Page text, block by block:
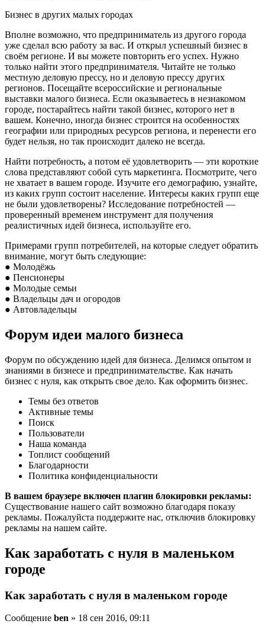
Бизнес в других малых городах
Вполне возможно, что предприниматель из другого города
уже сделал всю работу за вас. И открыл успешный бизнес в
своём регионе. И вы можете повторить его успех. Нужно
только найти этого предпринимателя. Читайте не только
местную деловую прессу, но и деловую прессу других
регионов. Посещайте всероссийские и региональные
выставки малого бизнеса. Если оказываетесь в незнакомом
городе, постарайтесь найти такой бизнес, которого нет в
вашем. Конечно, иногда бизнес строится на особенностях
географии или природных ресурсов региона, и перенести его
будет нельзя, но так происходит далеко не всегда.
Найти потребность, а потом её удовлетворить — эти короткие
слова представляют собой суть маркетинга. Посмотрите, чего
не хватает в вашем городе. Изучите его демографию, узнайте,
из каких групп состоит население. Интересы каких групп еще
не были удовлетворены? Исследование потребностей —
проверенный временем инструмент для получения
реалистичных идей бизнеса, используйте его.
Примерами групп потребителей, на которые следует обратить
внимание, могут быть следующие:
● Молодёжь
● Пенсионеры
● Молодые семьи
● Владельцы дач и огородов
● Автовладельцы
Форум идеи малого бизнеса
Форум по обсуждению идей для бизнеса. Делимся опытом и
знаниями в бизнесе и предпринимательстве. Как начать
бизнес с нуля, как открыть свое дело. Как оформить бизнес.
Темы без ответов
Активные темы
Поиск
Пользователи
Наша команда
Топлист сообщений
Благодарности
Политика конфиденциальности
В вашем браузере включен плагин блокировки рекламы:
Существование нашего сайт возможно благодаря показу
рекламы. Пожалуйста поддержите нас, отключив блокировку
рекламы на нашем сайте.
Как заработать с нуля в маленьком
городе
Как заработать с нуля в маленьком городе
Сообщение ben » 18 сен 2016, 09:11